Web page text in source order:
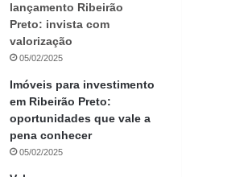
lançamento Ribeirão
Preto: invista com
valorização
05/02/2025
Imóveis para investimento
em Ribeirão Preto:
oportunidades que vale a
pena conhecer
05/02/2025